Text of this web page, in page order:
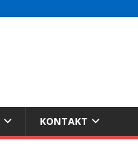
KONTAKT